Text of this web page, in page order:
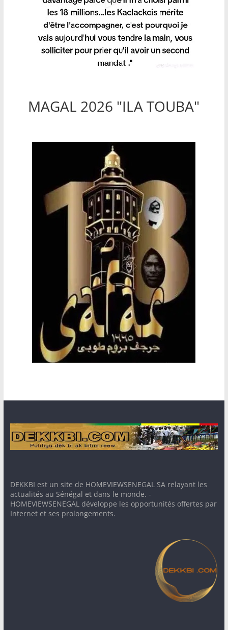
MAGAL 2026 "ILA TOUBA"
DEKKBI est un site de HOMEVIEWSENEGAL SA relayant les
actualités au Sénégal et dans le monde. -
HOMEVIEWSENEGAL développe les opportunités offertes par
Internet et ses prolongements.